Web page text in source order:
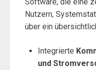
Nutzern,
über ein
Integrierte
und